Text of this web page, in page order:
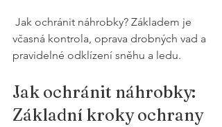
včasná kontrola, oprava drobných vad a
pravidelné odklízení sněhu a ledu.
Jak ochránit náhrobky:
Základní kroky ochrany